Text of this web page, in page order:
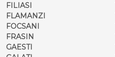
FILIASI
FLAMANZI
FOCSANI
FRASIN
GAESTI